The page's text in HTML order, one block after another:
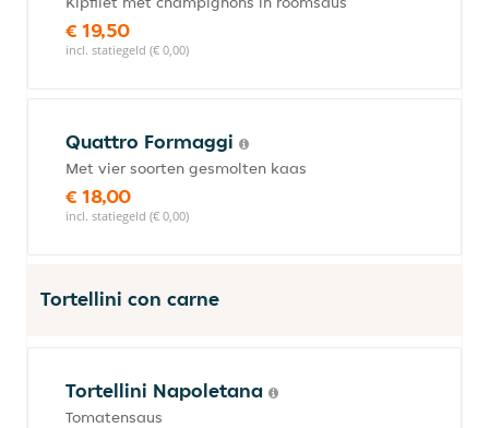
€ 19,50
incl. statiegeld (€ 0,00)
Quattro Formaggi
Met vier soorten gesmolten kaas
€ 18,00
incl. statiegeld (€ 0,00)
Tortellini con carne
Tortellini Napoletana
Tomatensaus